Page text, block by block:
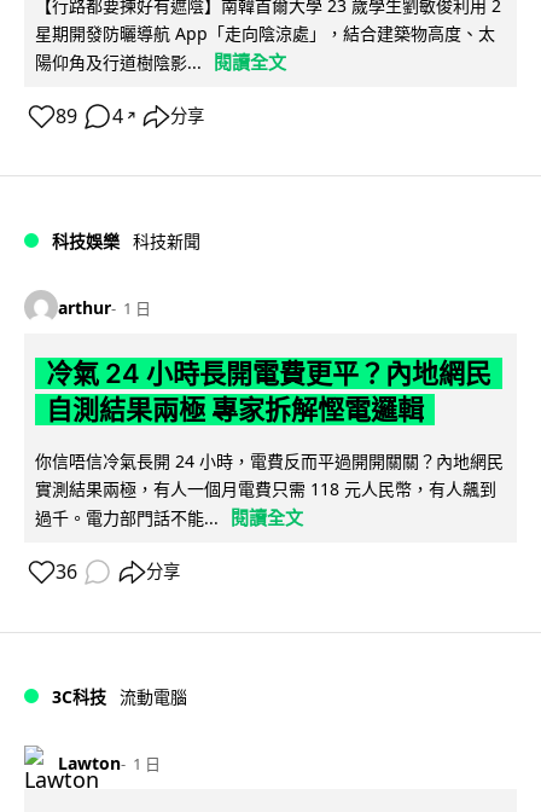
【行路都要揀好有遮陰】南韓首爾大學 23 歲學生劉敏俊利用 2
星期開發防曬導航 App「走向陰涼處」，結合建築物高度、太
陽仰角及行道樹陰影...
閱讀全文
89 4 ↗ 分享
科技娛樂 科技新聞
arthur 1 日
冷氣 24 小時長開電費更平？內地網民
自測結果兩極 專家拆解慳電邏輯
你信唔信冷氣長開 24 小時，電費反而平過開開關關？內地網民
實測結果兩極，有人一個月電費只需 118 元人民幣，有人飆到
過千。電力部門話不能...
閱讀全文
36 分享
3C科技 流動電腦
Lawton 1 日